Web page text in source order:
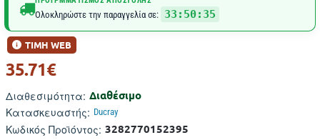
Ολοκληρώστε την παραγγελία σε: 33:50:34
Διαθεσιμότητα: Διαθέσιμο
Κατασκευαστής: Ducray
Κωδικός Προϊόντος: 3282770152395
ΤΙΜΗ WEB
35.71€